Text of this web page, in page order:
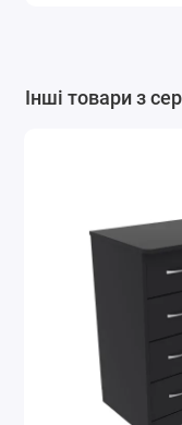
Інші товари з